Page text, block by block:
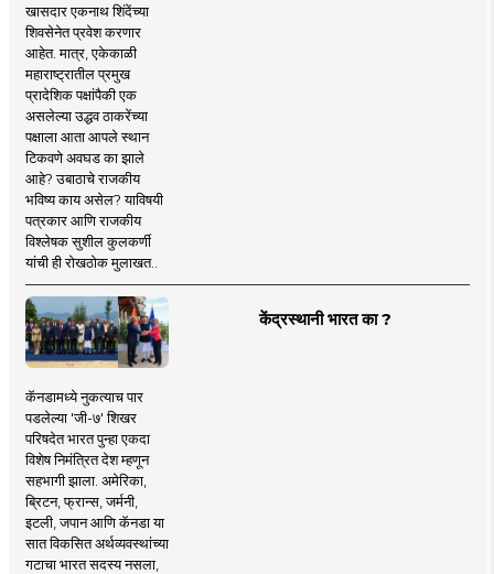
खासदार एकनाथ शिंदेंच्या
शिवसेनेत प्रवेश करणार
आहेत. मात्र, एकेकाळी
महाराष्ट्रातील प्रमुख
प्रादेशिक पक्षांपैकी एक
असलेल्या उद्धव ठाकरेंच्या
पक्षाला आता आपले स्थान
टिकवणे अवघड का झाले
आहे? उबाठाचे राजकीय
भविष्य काय असेल? याविषयी
पत्रकार आणि राजकीय
विश्लेषक सुशील कुलकर्णी
यांची ही रोखठोक मुलाखत..
केंद्रस्थानी भारत का ?
कॅनडामध्ये नुकत्याच पार
पडलेल्या 'जी-७' शिखर
परिषदेत भारत पुन्हा एकदा
विशेष निमंत्रित देश म्हणून
सहभागी झाला. अमेरिका,
ब्रिटन, फ्रान्स, जर्मनी,
इटली, जपान आणि कॅनडा या
सात विकसित अर्थव्यवस्थांच्या
गटाचा भारत सदस्य नसला,